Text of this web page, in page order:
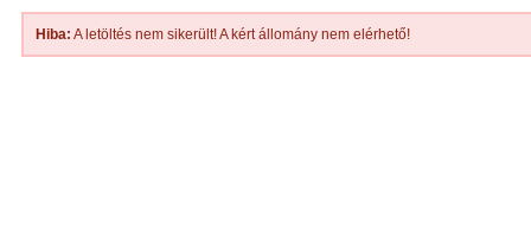
Hiba: A letöltés nem sikerült! A kért állomány nem elérhető!